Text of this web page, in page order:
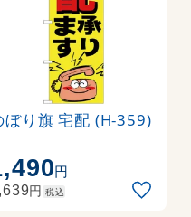
ぼり旗 宅配 (H-359)
円
円 税込